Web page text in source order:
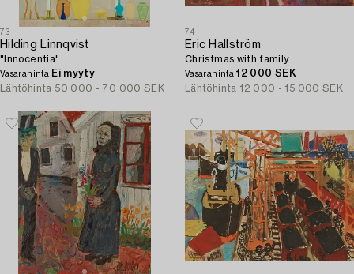
73
Hilding Linnqvist
"Innocentia".
Vasarahinta Ei myyty
Lähtöhinta 50 000 - 70 000 SEK
74
Eric Hallström
Christmas with family.
Vasarahinta12 000 SEK
Lähtöhinta 12 000 - 15 000 SEK